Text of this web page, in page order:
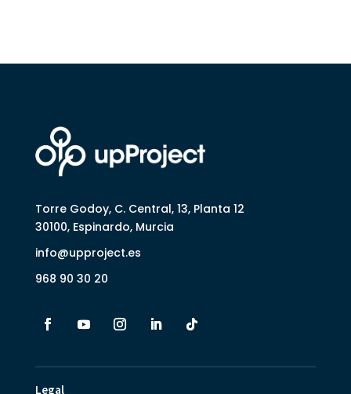
Torre Godoy, C. Central, 13, Planta 12
30100, Espinardo, Murcia
info@upproject.es
968 90 30 20
Legal